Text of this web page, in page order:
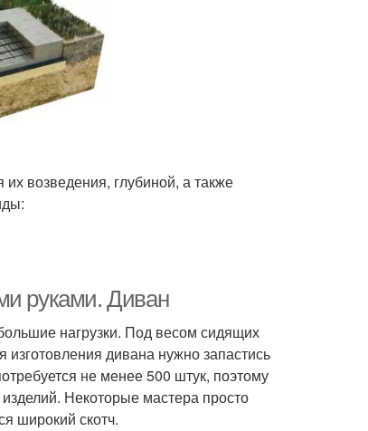
возведения, глубиной, а также
руками. Диван
нагрузки. Под весом сидящих
дивана нужно запастись
не менее 500 штук, поэтому
Некоторые мастера просто
широкий скотч.